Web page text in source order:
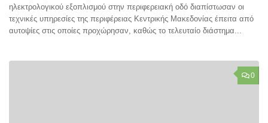
ηλεκτρολογικού εξοπλισμού στην περιφερειακή οδό διαπίστωσαν οι
τεχνικές υπηρεσίες της περιφέρειας Κεντρικής Μακεδονίας έπειτα από
αυτοψίες στις οποίες προχώρησαν, καθώς το τελευταίο διάστημα...
0